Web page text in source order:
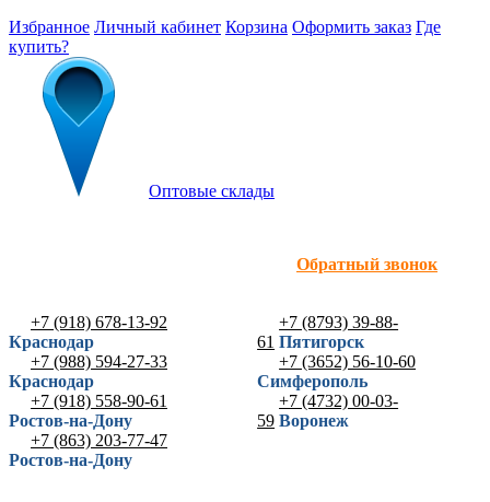
Избранное Личный кабинет Корзина Оформить заказ Где
купить?
Оптовые склады
Обратный звонок
+7 (918) 678-13-92
Краснодар
+7 (988) 594-27-33
Краснодар
+7 (918) 558-90-61
Ростов-на-Дону
+7 (863) 203-77-47
Ростов-на-Дону
+7 (8793) 39-88-
61 Пятигорск
+7 (3652) 56-10-60
Симферополь
+7 (4732) 00-03-
59 Воронеж